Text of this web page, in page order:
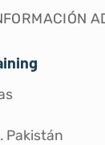
Pakistán